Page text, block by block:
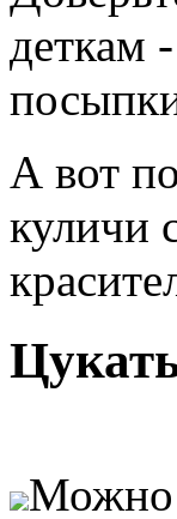
деткам
А вот
куличи
Можно